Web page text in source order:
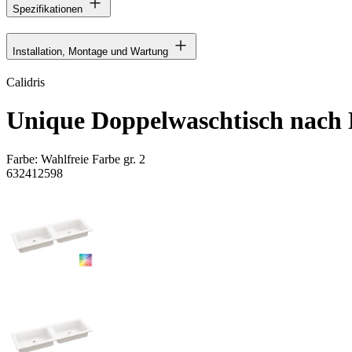
Spezifikationen
Installation, Montage und Wartung
Calidris
Unique Doppelwaschtisch nach
Farbe: Wahlfreie Farbe gr. 2
632412598